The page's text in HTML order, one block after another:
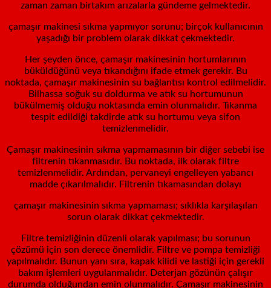
zaman zaman birtakım arızalarla gündeme gelmektedir.
çamaşır makinesi sıkma yapmıyor sorunu; birçok kullanıcının
yaşadığı bir problem olarak dikkat çekmektedir.
Her şeyden önce, çamaşır makinesinin hortumlarının
büküldüğünü veya tıkandığını ifade etmek gerekir. Bu
noktada, çamaşır makinesinin su bağlantısı kontrol edilmelidir.
Bilhassa soğuk su doldurma ve atık su hortumunun
bükülmemiş olduğu noktasında emin olunmalıdır. Tıkanma
tespit edildiği takdirde atık su hortumu veya sifon
temizlenmelidir.
Çamaşır makinesinin sıkma yapmamasının bir diğer sebebi ise
filtrenin tıkanmasıdır. Bu noktada, ilk olarak filtre
temizlenmelidir. Ardından, pervaneyi engelleyen yabancı
madde çıkarılmalıdır. Filtrenin tıkamasından dolayı
çamaşır makinesinin sıkma yapmaması; sıklıkla karşılaşılan
sorun olarak dikkat çekmektedir.
Filtre temizliğinin düzenli olarak yapılması; bu sorunun
çözümü için son derece önemlidir. Filtre ve pompa temizliği
yapılmalıdır. Bunun yanı sıra, kapak kilidi ve lastiği için gerekli
bakım işlemleri uygulanmalıdır. Deterjan gözünün çalışır
durumda olduğundan emin olunmalıdır. Çamaşır makinesinin